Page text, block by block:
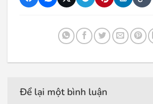
Để lại một bình luận